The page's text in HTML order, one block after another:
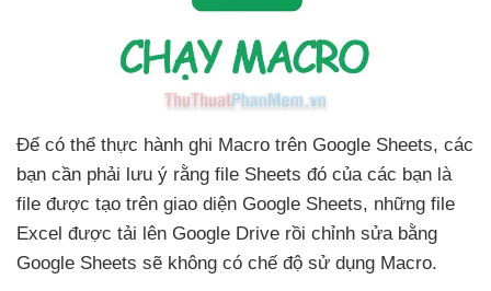
Để có thể thực hành ghi Macro trên Google Sheets, các
bạn cần phải lưu ý rằng file Sheets đó của các bạn là
file được tạo trên giao diện Google Sheets, những file
Excel được tải lên Google Drive rồi chỉnh sửa bằng
Google Sheets sẽ không có chế độ sử dụng Macro.